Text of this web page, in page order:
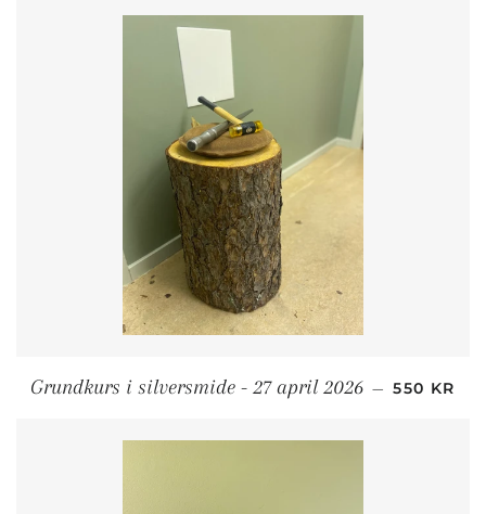
Grundkurs i silversmide - 27 april 2026 — 550 KR